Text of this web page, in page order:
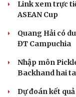
Link xem trực
ASEAN Cup
Quang Hải có
ĐT Campuchia
Nhập môn
Backhand hai
Dự đoán kết